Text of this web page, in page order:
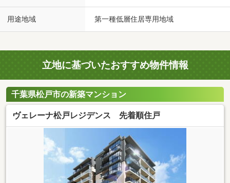
用途地域 第一種低層住居専用地域
立地に基づいたおすすめ物件情報
千葉県松戸市の新築マンション
ヴェレーナ松戸レジデンス 先着順住戸